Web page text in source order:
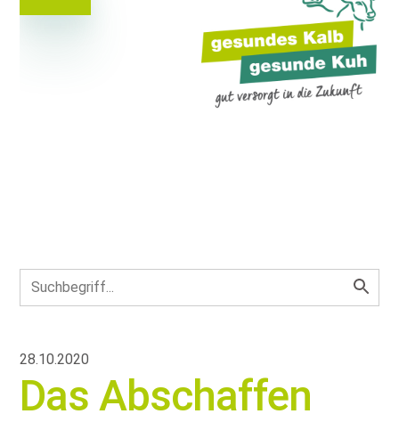
28.10.2020
Das Abschaffen